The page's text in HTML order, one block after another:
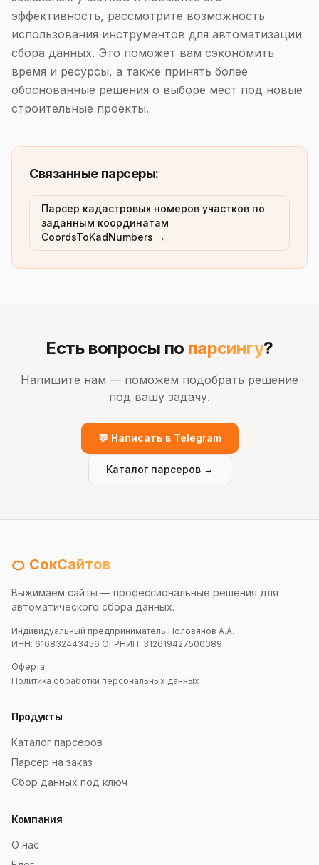
эффективность, рассмотрите возможность
использования инструментов для автоматизации
сбора данных. Это поможет вам сэкономить
время и ресурсы, а также принять более
обоснованные решения о выборе мест под новые
строительные проекты.
Связанные парсеры:
Парсер кадастровых номеров участков по
заданным координатам
CoordsToKadNumbers →
Есть вопросы по парсингу?
Напишите нам — поможем подобрать решение
под вашу задачу.
💬 Написать в Telegram
Каталог парсеров →
🍊 СокСайтов
Выжимаем сайты — профессиональные решения для
автоматического сбора данных.
Индивидуальный предприниматель Половянов А.А.
ИНН: 616832443456 ОГРНИП: 312619427500089
Оферта
Политика обработки персональных данных
Продукты
Каталог парсеров
Парсер на заказ
Сбор данных под ключ
Компания
О нас